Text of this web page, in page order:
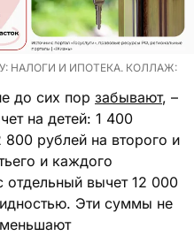
НАЛОГИ И ИПОТЕКА. КОЛЛАЖ:
до сих пор забывают, –
на детей: 1 400
рублей на второго и
и каждого
вычет 12 000
Эти суммы не